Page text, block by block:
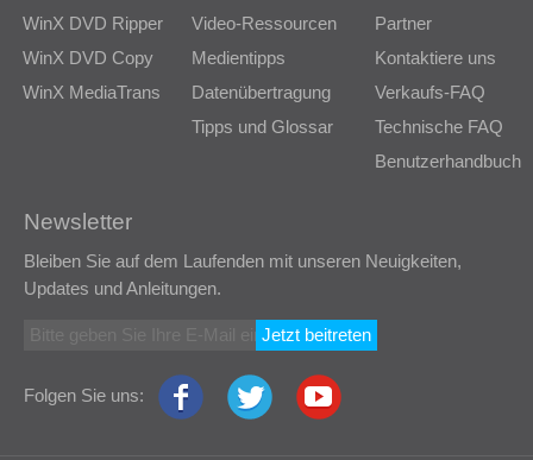
WinX DVD Ripper
WinX DVD Copy
WinX MediaTrans
Video-Ressourcen
Medientipps
Datenübertragung
Tipps und Glossar
Partner
Kontaktiere uns
Verkaufs-FAQ
Technische FAQ
Benutzerhandbuch
Newsletter
Bleiben Sie auf dem Laufenden mit unseren Neuigkeiten,
Updates und Anleitungen.
Jetzt beitreten
Folgen Sie uns: